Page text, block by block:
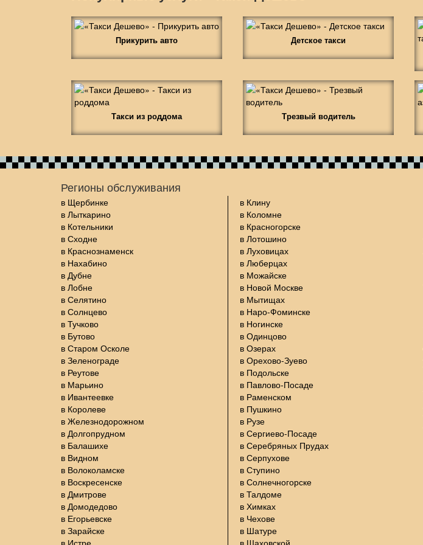
Прикурить авто
Детское такси
Такси из роддома Трезвый водитель
Регионы обслуживания
в Щербинке
в Лыткарино
в Котельники
в Сходне
в Краснознаменск
в Нахабино
в Дубне
в Лобне
в Селятино
в Солнцево
в Тучково
в Бутово
в Старом Осколе
в Зеленограде
в Реутове
в Марьино
в Ивантеевке
в Королеве
в Железнодорожном
в Долгопрудном
в Балашихе
в Видном
в Волоколамске
в Воскресенске
в Дмитрове
в Домодедово
в Егорьевске
в Зарайске
в Истре
в Клину
в Коломне
в Красногорске
в Лотошино
в Луховицах
в Люберцах
в Можайске
в Новой Москве
в Мытищах
в Наро-Фоминске
в Ногинске
в Одинцово
в Озерах
в Орехово-Зуево
в Подольске
в Павлово-Посаде
в Раменском
в Пушкино
в Рузе
в Сергиево-Посаде
в Серебряных Прудах
в Серпухове
в Ступино
в Солнечногорске
в Талдоме
в Химках
в Чехове
в Шатуре
в Шаховской